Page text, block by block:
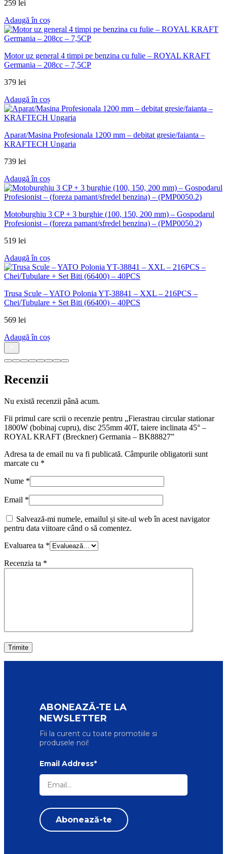
Recenzii
Nu există recenzii până acum.
Fii primul care scrii o recenzie pentru „Fierastrau circular stationar
1800W (bobinaj cupru), disc 255mm 40T, taiere inclinata 45° –
ROYAL KRAFT (Breckner) Germania – BK88827”
Adresa ta de email nu va fi publicată. Câmpurile obligatorii sunt
marcate cu *
Nume *
Email *
Salvează-mi numele, emailul și site-ul web în acest navigator
pentru data viitoare când o să comentez.
Evaluarea ta *
Recenzia ta *
ABONEAZĂ-TE LA
NEWSLETTER
Fii la curent cu toate promotiile si
produsele noi!
Email Address*